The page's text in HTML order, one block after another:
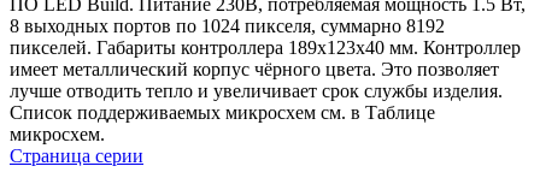
8 выходных портов по 1024 пикселя, суммарно 8192
пикселей. Габариты контроллера 189x123x40 мм. Контроллер
имеет металлический корпус чёрного цвета. Это позволяет
лучше отводить тепло и увеличивает срок службы изделия.
Список поддерживаемых микросхем см. в Таблице
микросхем.
Страница серии